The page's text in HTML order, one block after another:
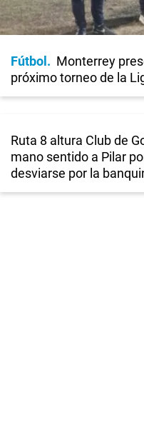
Fútbol
Monterrey
próximo torneo de la
Ruta 8 altura Club de
mano sentido a Pilar
desviarse por la